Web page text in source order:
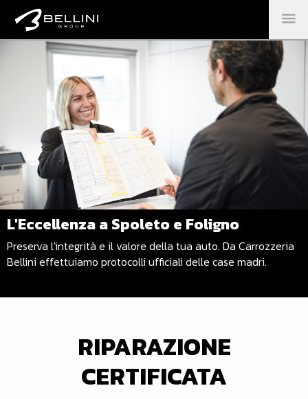
L'Eccellenza a Spoleto e Foligno
Preserva l'integrità e il valore della tua auto. Da Carrozzeria
Bellini effettuiamo protocolli ufficiali delle case madri.
RIPARAZIONE
CERTIFICATA